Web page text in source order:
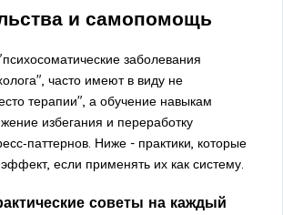
и самопомощь
заболевания
часто имеют в виду не
терапии", а обучение навыкам
избегания и переработку
Ниже - практики, которые
если применять их как систему.
советы на каждый